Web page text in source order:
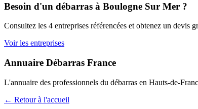
Besoin d'un débarras à Boulogne Sur Mer ?
Consultez les 4 entreprises référencées et obtenez un devis
Voir les entreprises
Annuaire Débarras France
L'annuaire des professionnels du débarras en Hauts-de-
← Retour à l'accueil